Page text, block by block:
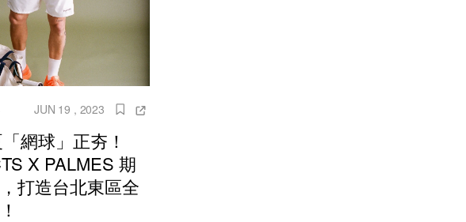
JUN 19 , 2023
網球」正夯！
X PALMES 期
打造台北東區全